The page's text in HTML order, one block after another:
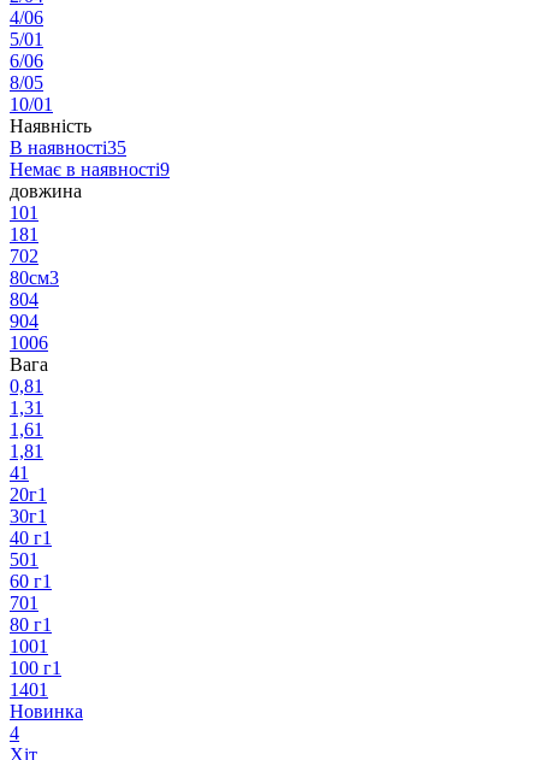
4/06
5/01
6/06
8/05
10/01
Наявність
В наявності35
Немає в наявності9
довжина
101
181
702
80см3
804
904
1006
Вага
0,81
1,31
1,61
1,81
41
20г1
30г1
40 г1
501
60 г1
701
80 г1
1001
100 г1
1401
Новинка
4
Хіт